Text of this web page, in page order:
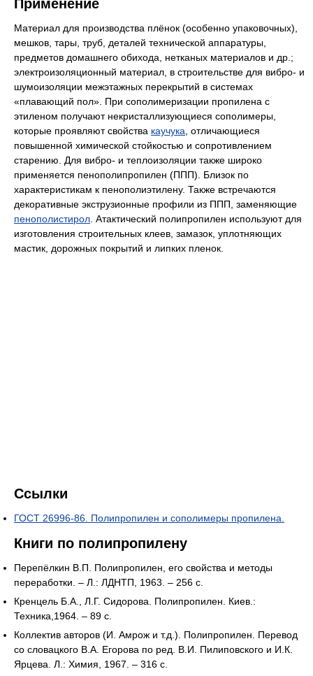
Применение
Материал для производства плёнок (особенно упаковочных),
мешков, тары, труб, деталей технической аппаратуры,
предметов домашнего обихода, нетканых материалов и др.;
электроизоляционный материал, в строительстве для вибро- и
шумоизоляции межэтажных перекрытий в системах
«плавающий пол». При сополимеризации пропилена с
этиленом получают некристаллизующиеся сополимеры,
которые проявляют свойства каучука, отличающиеся
повышенной химической стойкостью и сопротивлением
старению. Для вибро- и теплоизоляции также широко
применяется пенополипропилен (ППП). Близок по
характеристикам к пенополиэтилену. Также встречаются
декоративные экструзионные профили из ППП, заменяющие
пенополистирол. Атактический полипропилен используют для
изготовления строительных клеев, замазок, уплотняющих
мастик, дорожных покрытий и липких пленок.
Ссылки
ГОСТ 26996-86. Полипропилен и сополимеры пропилена.
Книги по полипропилену
Перепёлкин В.П. Полипропилен, его свойства и методы
переработки. – Л.: ЛДНТП, 1963. – 256 c.
Кренцель Б.А., Л.Г. Сидорова. Полипропилен. Киев.:
Техника,1964. – 89 с.
Коллектив авторов (И. Амрож и т.д.). Полипропилен. Перевод
со словацкого В.А. Егорова по ред. В.И. Пилиповского и И.К.
Ярцева. Л.: Химия, 1967. – 316 c.